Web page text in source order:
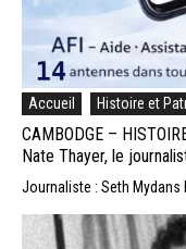
Accueil Histoire et
CAMBODGE –
Nate Thayer, le
Journaliste : Seth Mydans